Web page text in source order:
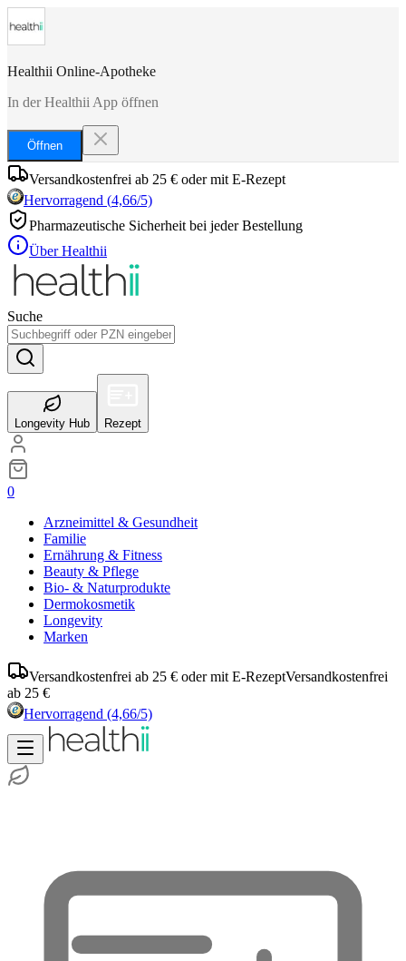
Healthii Online-Apotheke
In der Healthii App öffnen
Öffnen
Versandkostenfrei ab 25 € oder mit E-Rezept
Hervorragend (4,66/5)
Pharmazeutische Sicherheit bei jeder Bestellung
Über Healthii
Suche
Longevity Hub Rezept
0
Arzneimittel & Gesundheit
Familie
Ernährung & Fitness
Beauty & Pflege
Bio- & Naturprodukte
Dermokosmetik
Longevity
Marken
Versandkostenfrei ab 25 € oder mit E-RezeptVersandkostenfrei
ab 25 €
Hervorragend (4,66/5)